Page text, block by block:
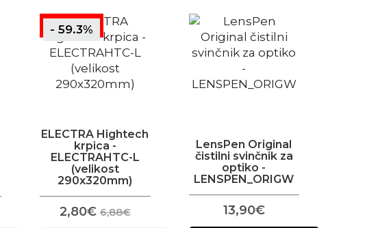
- 59.3%
ELECTRA Hightech
krpica -
ELECTRAHTC-L
(velikost
290x320mm)
2,80€ 6,88€
LensPen Original
čistilni svinčnik za
optiko -
LENSPEN_ORIGW
13,90€